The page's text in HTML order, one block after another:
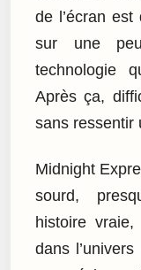
de l’écran
sur une
technologie
Après ça,
sans ressentir
Midnight
sourd,
histoire
dans